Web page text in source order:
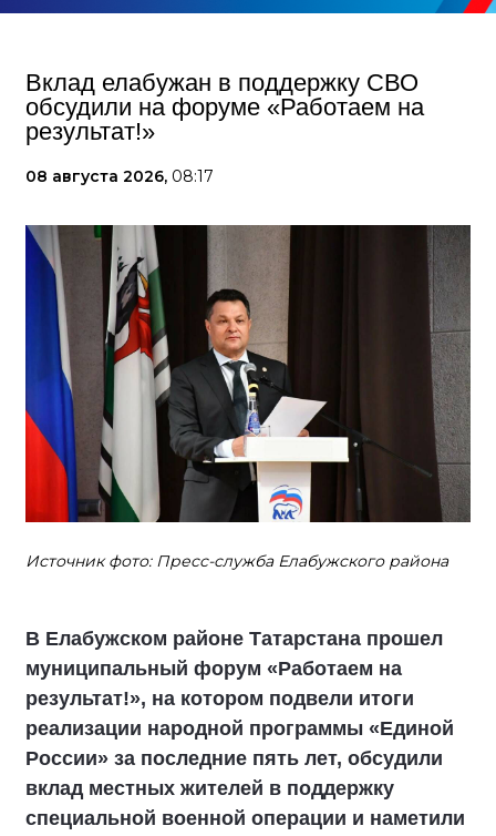
Вклад елабужан в поддержку СВО
обсудили на форуме «Работаем на
результат!»
08 августа 2026, 08:17
Источник фото: Пресс-служба Елабужского района
В Елабужском районе Татарстана прошел
муниципальный форум «Работаем на
результат!», на котором подвели итоги
реализации народной программы «Единой
России» за последние пять лет, обсудили
вклад местных жителей в поддержку
специальной военной операции и наметили